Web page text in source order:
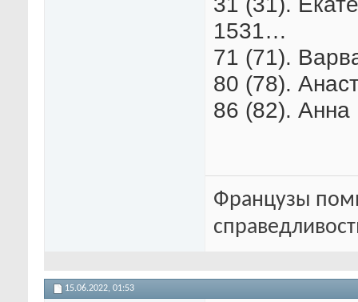
1531…
71 (71).
80 (78).
86 (82). Анна
Французы
15.06.2022, 01:53